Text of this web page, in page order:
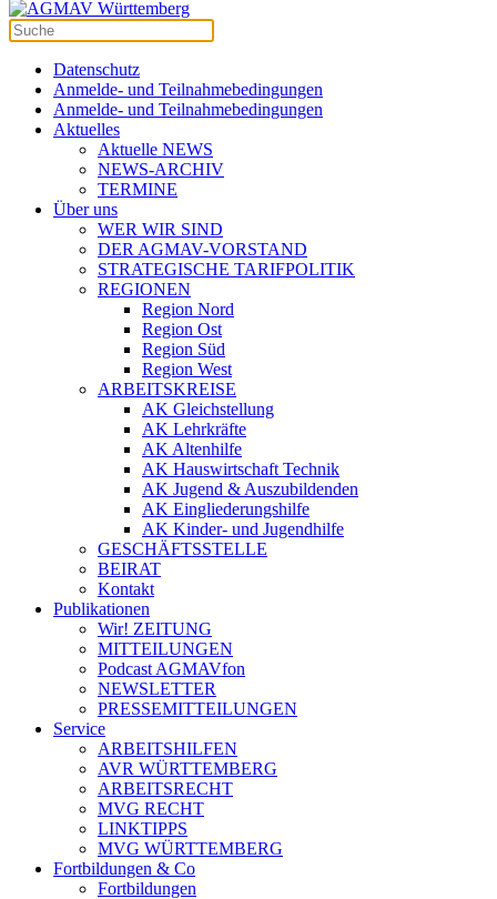
Datenschutz
Anmelde- und Teilnahmebedingungen
Anmelde- und Teilnahmebedingungen
Aktuelles
Aktuelle NEWS
NEWS-ARCHIV
TERMINE
Über uns
WER WIR SIND
DER AGMAV-VORSTAND
STRATEGISCHE TARIFPOLITIK
REGIONEN
Region Nord
Region Ost
Region Süd
Region West
ARBEITSKREISE
AK Gleichstellung
AK Lehrkräfte
AK Altenhilfe
AK Hauswirtschaft Technik
AK Jugend & Auszubildenden
AK Eingliederungshilfe
AK Kinder- und Jugendhilfe
GESCHÄFTSSTELLE
BEIRAT
Kontakt
Publikationen
Wir! ZEITUNG
MITTEILUNGEN
Podcast AGMAVfon
NEWSLETTER
PRESSEMITTEILUNGEN
Service
ARBEITSHILFEN
AVR WÜRTTEMBERG
ARBEITSRECHT
MVG RECHT
LINKTIPPS
MVG WÜRTTEMBERG
Fortbildungen & Co
Fortbildungen